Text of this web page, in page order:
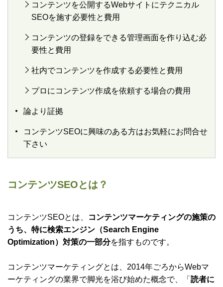
コンテンツを公開するWebサイトにテクニカル
SEOを施す必要性と費用
コンテンツの登録をできる管理画面を作り込む必
要性と費用
社内でコンテンツを作成する必要性と費用
プロにコンテンツ作成を依頼する場合の費用
論より証拠
コンテンツSEOに興味のある方はお気軽にお問合せ
下さい
コンテンツSEOとは？
コンテンツSEOとは、
コンテンツマーケティングの施策の
うち、特に検索エンジン（Search Engine
Optimization）対策の一部分を指すものです。
コンテンツマーケティングとは、2014年ごろからWebマ
ーケティングの業界で脚光を浴び始めた概念で、「 読者に